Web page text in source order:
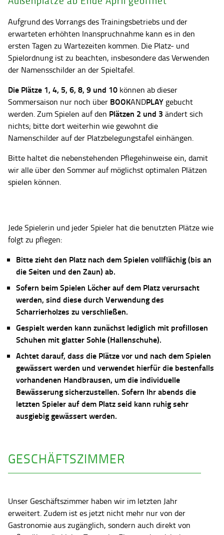
Aufgrund des Vorrangs des Trainingsbetriebs und der
erwarteten erhöhten Inanspruchnahme kann es in den
ersten Tagen zu Wartezeiten kommen. Die Platz- und
Spielordnung ist zu beachten, insbesondere das Verwenden
der Namensschilder an der Spieltafel.
Die Plätze 1, 4, 5, 6, 8, 9 und 10 können ab dieser
Sommersaison nur noch über BOOKANDPLAY gebucht
werden. Zum Spielen auf den Plätzen 2 und 3 ändert sich
nichts; bitte dort weiterhin wie gewohnt die
Namenschilder auf der Platzbelegungstafel einhängen.
Bitte haltet die nebenstehenden Pflegehinweise ein, damit
wir alle über den Sommer auf möglichst optimalen Plätzen
spielen können.
Jede Spielerin und jeder Spieler hat die benutzten Plätze wie
folgt zu pflegen:
Bitte zieht den Platz nach dem Spielen vollflächig (bis an
die Seiten und den Zaun) ab.
Sofern beim Spielen Löcher auf dem Platz verursacht
werden, sind diese durch Verwendung des
Scharrierholzes zu verschließen.
Gespielt werden kann zunächst lediglich mit profillosen
Schuhen mit glatter Sohle (Hallenschuhe).
Achtet darauf, dass die Plätze vor und nach dem Spielen
gewässert werden und verwendet hierfür die bestenfalls
vorhandenen Handbrausen, um die individuelle
Bewässerung sicherzustellen. Sofern Ihr abends die
letzten Spieler auf dem Platz seid kann ruhig sehr
ausgiebig gewässert werden.
GESCHÄFTSZIMMER
Unser Geschäftszimmer haben wir im letzten Jahr
erweitert. Zudem ist es jetzt nicht mehr nur von der
Gastronomie aus zugänglich, sondern auch direkt von